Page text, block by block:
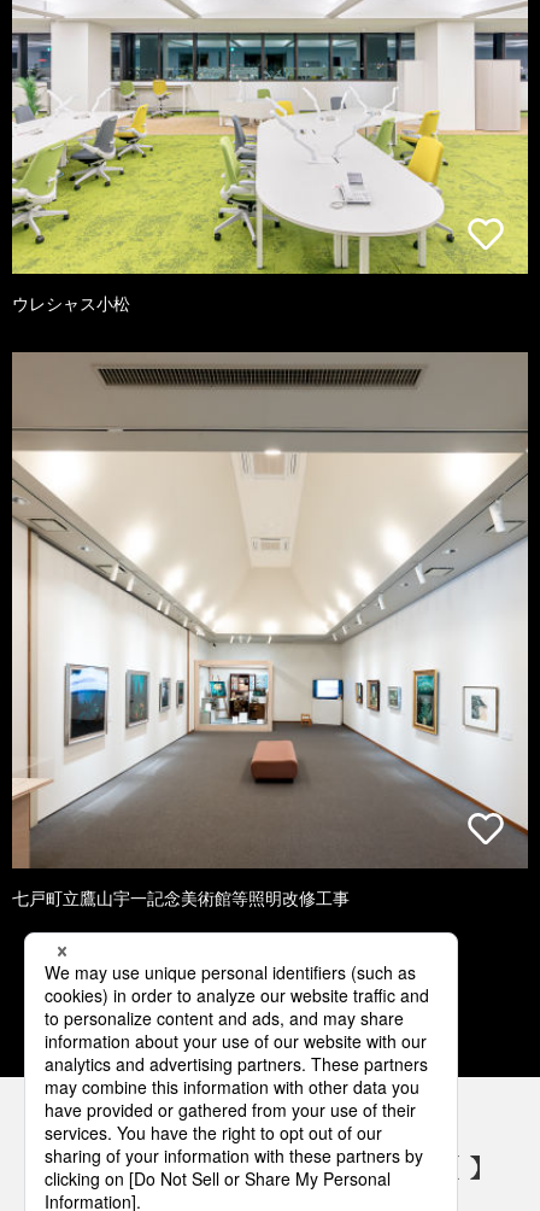
ウレシャス小松
七戸町立鷹山宇一記念美術館等照明改修工事
1 2 3 4 5
パナソニックの電気設備 SNSアカウント